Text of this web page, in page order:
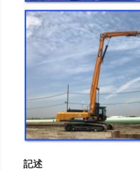
記述